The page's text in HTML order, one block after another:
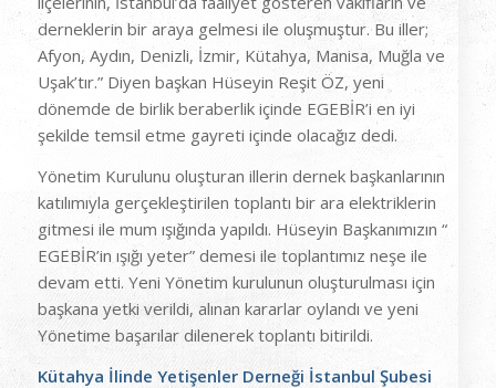
derneklerin bir araya gelmesi ile oluşmuştur. Bu iller;
Afyon, Aydın, Denizli, İzmir, Kütahya, Manisa, Muğla ve
Uşak’tır.” Diyen başkan Hüseyin Reşit ÖZ, yeni
dönemde de birlik beraberlik içinde EGEBİR’i en iyi
şekilde temsil etme gayreti içinde olacağız dedi.
Yönetim Kurulunu oluşturan illerin dernek başkanlarının
katılımıyla gerçekleştirilen toplantı bir ara elektriklerin
gitmesi ile mum ışığında yapıldı. Hüseyin Başkanımızın “
EGEBİR’in ışığı yeter” demesi ile toplantımız neşe ile
devam etti. Yeni Yönetim kurulunun oluşturulması için
başkana yetki verildi, alınan kararlar oylandı ve yeni
Yönetime başarılar dilenerek toplantı bitirildi.
Kütahya İlinde Yetişenler Derneği İstanbul Şubesi